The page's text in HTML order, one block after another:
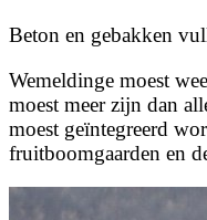
Beton en gebakken
Wemeldinge moest
moest meer zijn dan
moest geïntegreerd
fruitboomgaarden en